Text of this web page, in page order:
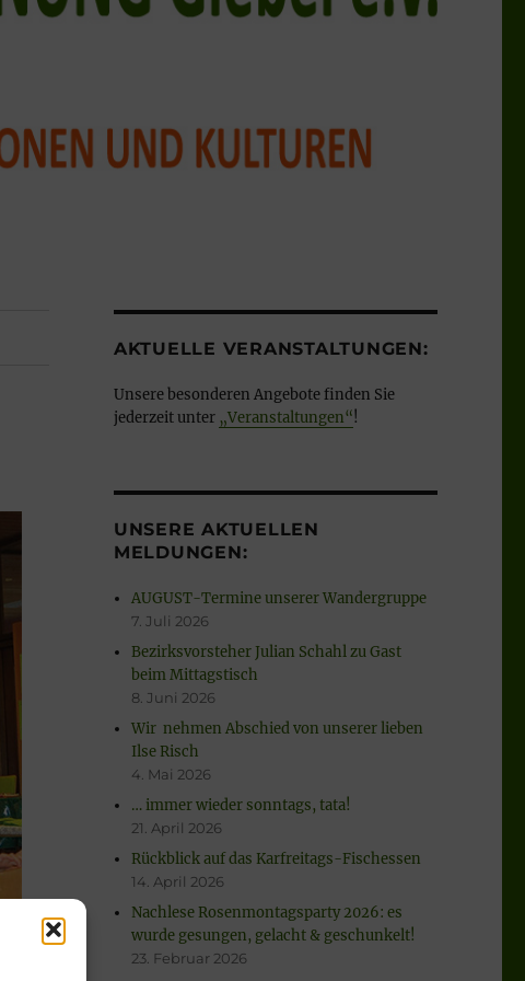
AKTUELLE VERANSTALTUNGEN:
Unsere besonderen Angebote finden Sie
jederzeit unter „Veranstaltungen“!
UNSERE AKTUELLEN
MELDUNGEN:
AUGUST-Termine unserer Wandergruppe
7. Juli 2026
Bezirksvorsteher Julian Schahl zu Gast
beim Mittagstisch
8. Juni 2026
Wir nehmen Abschied von unserer lieben
Ilse Risch
4. Mai 2026
… immer wieder sonntags, tata!
21. April 2026
Rückblick auf das Karfreitags-Fischessen
14. April 2026
Nachlese Rosenmontagsparty 2026: es
wurde gesungen, gelacht & geschunkelt!
23. Februar 2026